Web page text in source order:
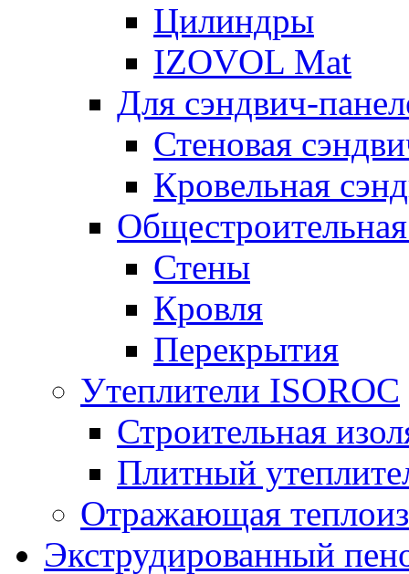
Цилиндры
IZOVOL Mat
Для сэндвич-
Стеновая
Кровельная
Стены
Кровля
Перекрытия
Утеплители ISOROC
Строительная
Плитный
Отражающая
Экструдированный